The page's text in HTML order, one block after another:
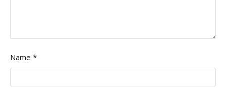
Name *